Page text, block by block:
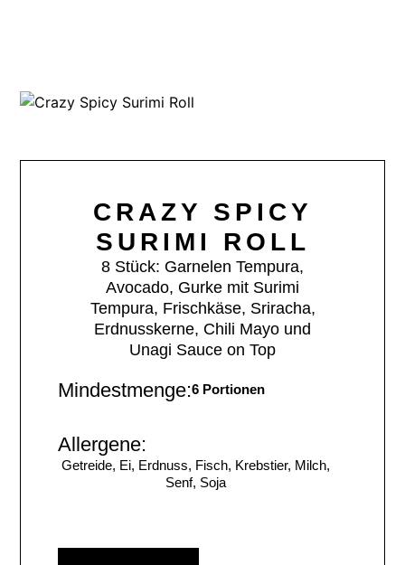
CRAZY SPICY
SURIMI ROLL
8 Stück: Garnelen Tempura,
Avocado, Gurke mit Surimi
Tempura, Frischkäse, Sriracha,
Erdnusskerne, Chili Mayo und
Unagi Sauce on Top
Mindestmenge:6 Portionen
Allergene:
Getreide, Ei, Erdnuss, Fisch, Krebstier, Milch,
Senf, Soja